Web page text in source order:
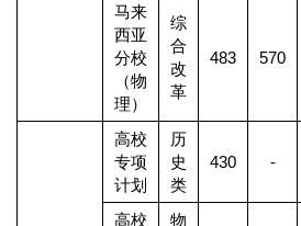
马来
西亚
分校
（物
理）
综
合
改
革
483 570
高校
专项
计划
历
史
类
430 -
高校
物